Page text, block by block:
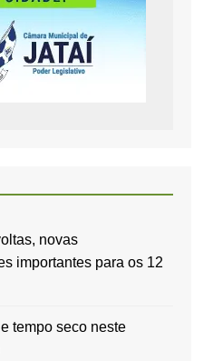
novas
importantes para os 12
tempo seco neste